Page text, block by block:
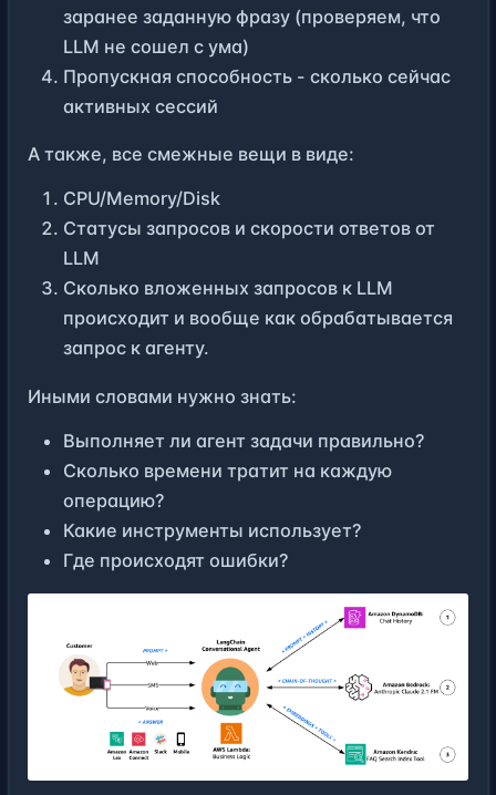
заранее заданную фразу (проверяем, что
LLM не сошел с ума)
Пропускная способность - сколько сейчас
активных сессий
А также, все смежные вещи в виде:
CPU/Memory/Disk
Статусы запросов и скорости ответов от
LLM
Сколько вложенных запросов к LLM
происходит и вообще как обрабатывается
запрос к агенту.
Иными словами нужно знать:
Выполняет ли агент задачи правильно?
Сколько времени тратит на каждую
операцию?
Какие инструменты использует?
Где происходят ошибки?